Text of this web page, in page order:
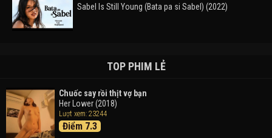
Sabel Is Still Young (Bata pa si Sabel) (2022)
Takas (2024)
Thám Tử Lừng Danh Conan 26: Tàu Ngầm Sắt Màu
Đen
Detective Conan: Black Iron Submarine (2023)
TOP PHIM LẺ
Chuốc say rồi thịt vợ bạn
Her Lower (2018)
Lượt xem: 23244
Điểm 7.3